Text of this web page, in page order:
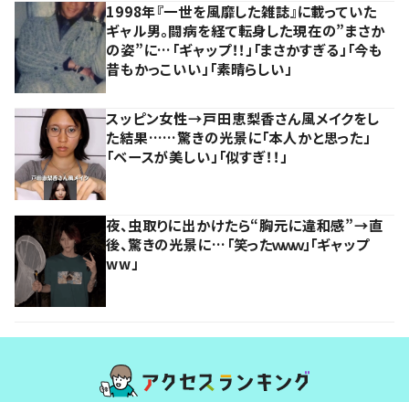
1998年『一世を風靡した雑誌』に載っていた
ギャル男。闘病を経て転身した現在の”まさか
の姿”に…「ギャップ！！」「まさかすぎる」「今も
昔もかっこいい」「素晴らしい」
スッピン女性→戸田恵梨香さん風メイクをし
た結果……驚きの光景に「本人かと思った」
「ベースが美しい」「似すぎ！！」
夜、虫取りに出かけたら“胸元に違和感”→直
後、驚きの光景に…「笑ったｗｗｗ」「ギャップ
ww」